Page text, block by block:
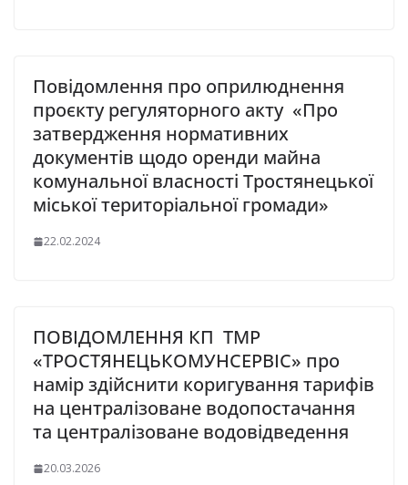
Повідомлення про оприлюднення
проєкту регуляторного акту «Про
затвердження нормативних
документів щодо оренди майна
комунальної власності Тростянецької
міської територіальної громади»
22.02.2024
ПОВІДОМЛЕННЯ КП ТМР
«ТРОСТЯНЕЦЬКОМУНСЕРВІС» про
намір здійснити коригування тарифів
на централізоване водопостачання
та централізоване водовідведення
20.03.2026